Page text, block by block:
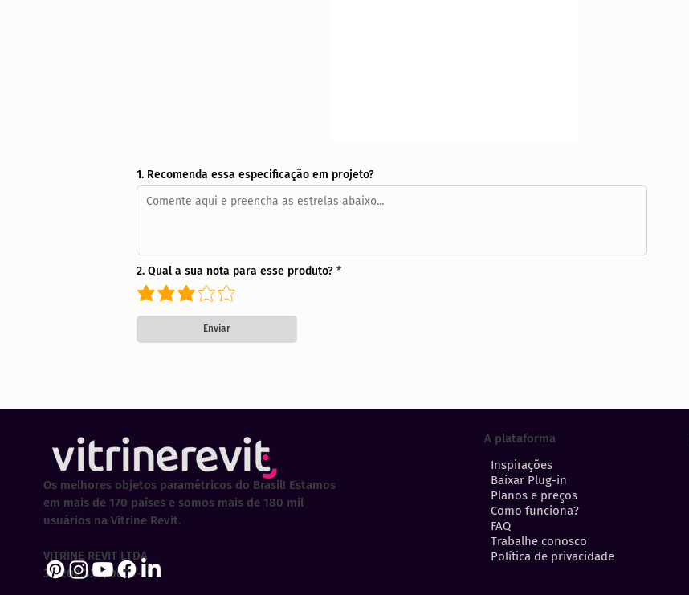
1. Recomenda essa especificação em projeto?
2. Qual a sua nota para esse produto?
Enviar
A plataforma
Inspirações
Baixar Plug-in
Planos e preços
Como funciona?
FAQ
Trabalhe conosco
Política de privacidade
Os melhores objetos paramétricos do Brasil! Estamos
em mais de 170 países e somos mais de 180 mil
usuários na Vitrine Revit.
VITRINE REVIT LTDA
30.202.323/0001-29